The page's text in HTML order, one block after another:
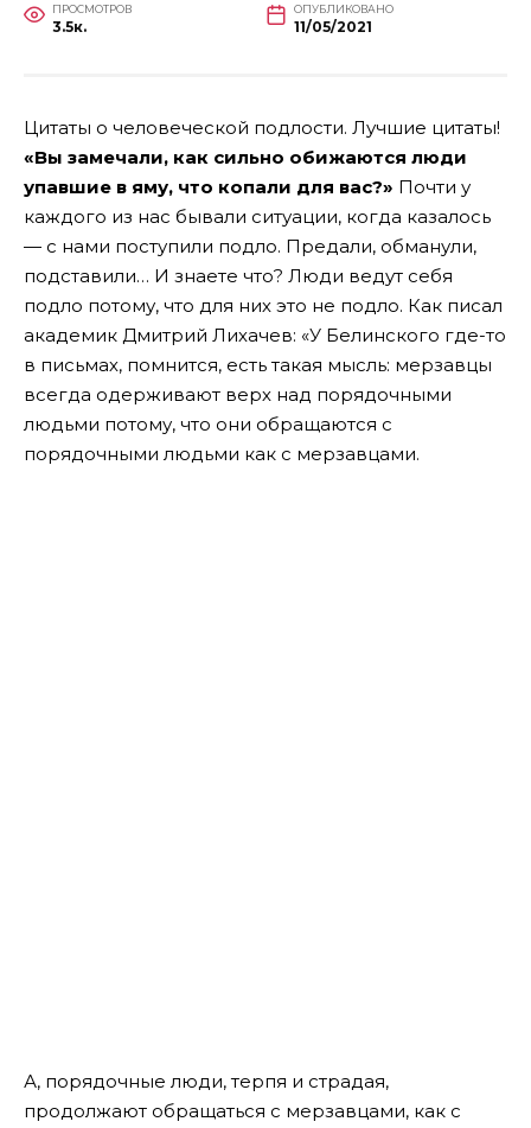
ПРОСМОТРОВ
3.5к.
ОПУБЛИКОВАНО
11/05/2021
Цитаты о человеческой подлости. Лучшие цитаты!
«Вы замечали, как сильно обижаются люди
упавшие в яму, что копали для вас?» Почти у
каждого из нас бывали ситуации, когда казалось
— с нами поступили подло. Предали, обманули,
подставили… И знаете что? Люди ведут себя
подло потому, что для них это не подло. Как писал
академик Дмитрий Лихачев: «У Белинского где-то
в письмах, помнится, есть такая мысль: мерзавцы
всегда одерживают верх над порядочными
людьми потому, что они обращаются с
порядочными людьми как с мерзавцами.
А, порядочные люди, терпя и страдая,
продолжают обращаться с мерзавцами, как с